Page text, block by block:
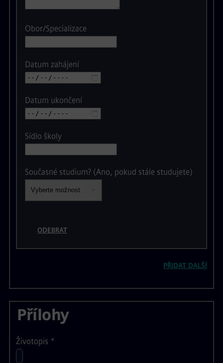
Obor/Specializace
Datum zahájení
Datum ukončení
Sídlo školy
Současné studium? (Ano, pokud stále studujete)
ODEBRAT
PŘIDAT DALŠÍ
Přílohy
Životopis *